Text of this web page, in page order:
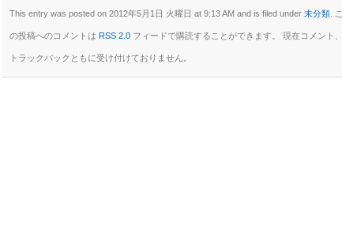
This entry was posted on 2012年5月1日 火曜日 at 9:13 AM and is filed under 未分類. こ
の投稿へのコメントは RSS 2.0フィードで購読することができます。 現在コメント、
トラックバックともに受け付けておりません。